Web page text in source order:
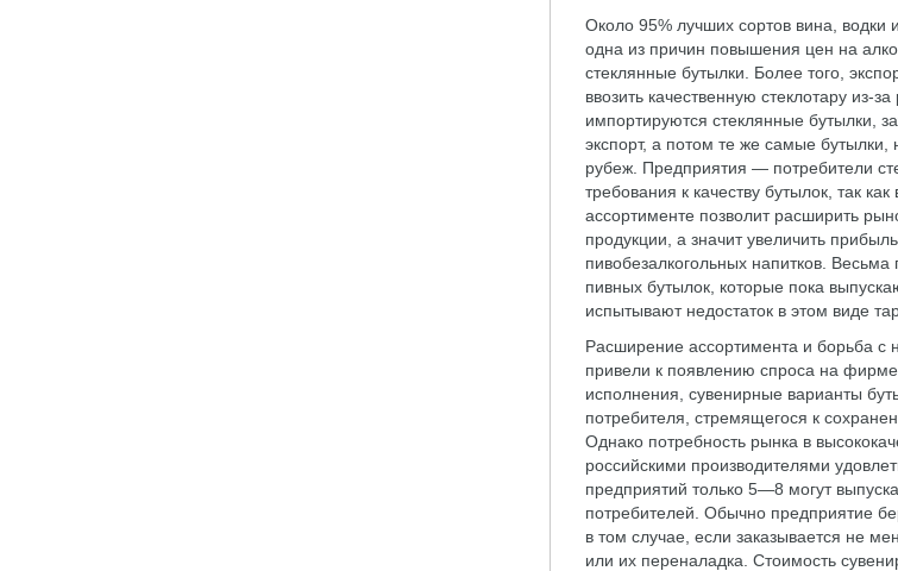
Около 95% лучших сортов вина, водки
одна из причин повышения цен на
стеклянные бутылки. Более того,
ввозить качественную стеклотару из-
импортируются стеклянные бутылки,
экспорт, а потом те же самые
рубеж. Предприятия — потребители
требования к качеству бутылок, так
ассортименте позволит расширить
продукции, а значит увеличить
пивобезалкогольных напитков.
пивных бутылок, которые пока
испытывают недостаток в этом виде
Расширение ассортимента и борьба с
привели к появлению спроса на
исполнения, сувенирные варианты
потребителя, стремящегося к
Однако потребность рынка в
российскими производителями
предприятий только 5—8 могут
потребителей. Обычно предприятие
в том случае, если заказывается не
или их переналадка. Стоимость